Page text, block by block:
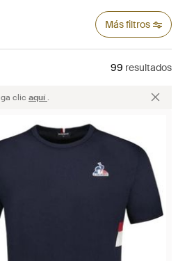
Más filtros
99 resultados
clic aquí.